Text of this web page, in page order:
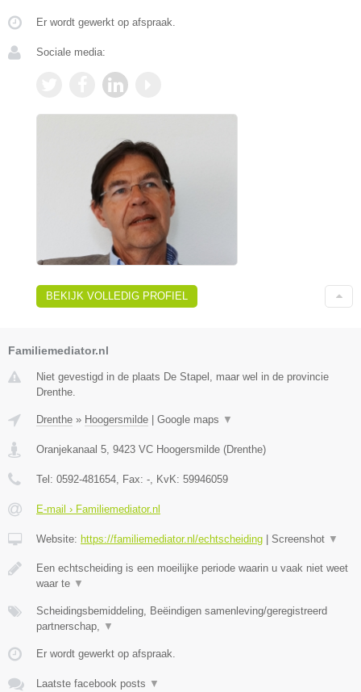
Er wordt gewerkt op afspraak.
Sociale media:
BEKIJK VOLLEDIG PROFIEL
Familiemediator.nl
Niet gevestigd in de plaats De Stapel, maar wel in de provincie
Drenthe.
Drenthe » Hoogersmilde | Google maps ▼
Oranjekanaal 5 9423 VC Hoogersmilde (Drenthe)
Tel: 0592-481654 , Fax: - , KvK: 59946059
E-mail › Familiemediator.nl
Website: https://familiemediator.nl/echtscheiding | Screenshot ▼
Een echtscheiding is een moeilijke periode waarin u vaak niet weet
waar te ▼
Scheidingsbemiddeling, Beëindigen samenleving/geregistreerd
partnerschap,
▼
Er wordt gewerkt op afspraak.
Laatste facebook posts ▼